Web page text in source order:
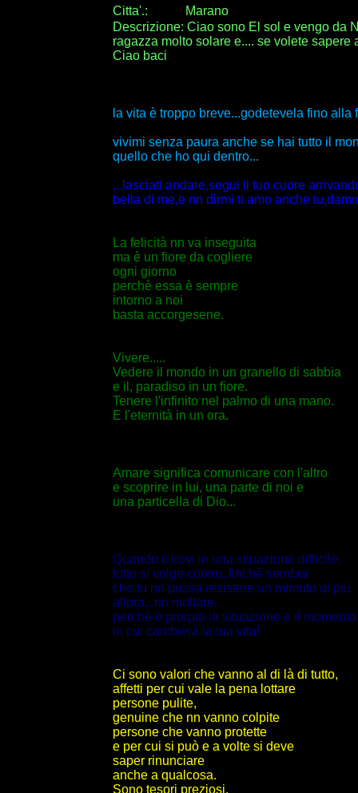
Citta'.:
Marano
Descrizione: Ciao sono El sol e vengo da
ragazza molto solare e.... se volete sapere
Ciao baci
la vita è troppo breve...godetevela fino alla
vivimi senza paura anche se hai tutto il
quello che ho qui dentro...
...lasciati andare,segui il tuo cuore
bella di me,e nn dirmi ti amo anche
La felicità nn va inseguita
ma è un fiore da cogliere
ogni giorno
perchè essa è sempre
intorno a noi
basta accorgesene.
Vivere.....
Vedere il mondo in un granello di sabbia
e il, paradiso in un fiore.
Tenere l'infinito nel palmo di una mano.
E l'eternità in un ora.
Amare significa comunicare con l'altro
e scoprire in lui, una parte di noi e
una particella di Dio...
Quando ti trovi in una situazione difficile,
tutto si volge contro, finchè sembra
che tu nn possa resistere un mimuto di più
allora...nn mollare..
perchè è prorpio la situazione e il momento
in cui cambierà la tua vita!
Ci sono valori che vanno al di là di tutto,
affetti per cui vale la pena lottare
persone pulite,
genuine che nn vanno colpite
persone che vanno protette
e per cui si può e a volte si deve
saper rinunciare
anche a qualcosa.
Sono tesori preziosi.